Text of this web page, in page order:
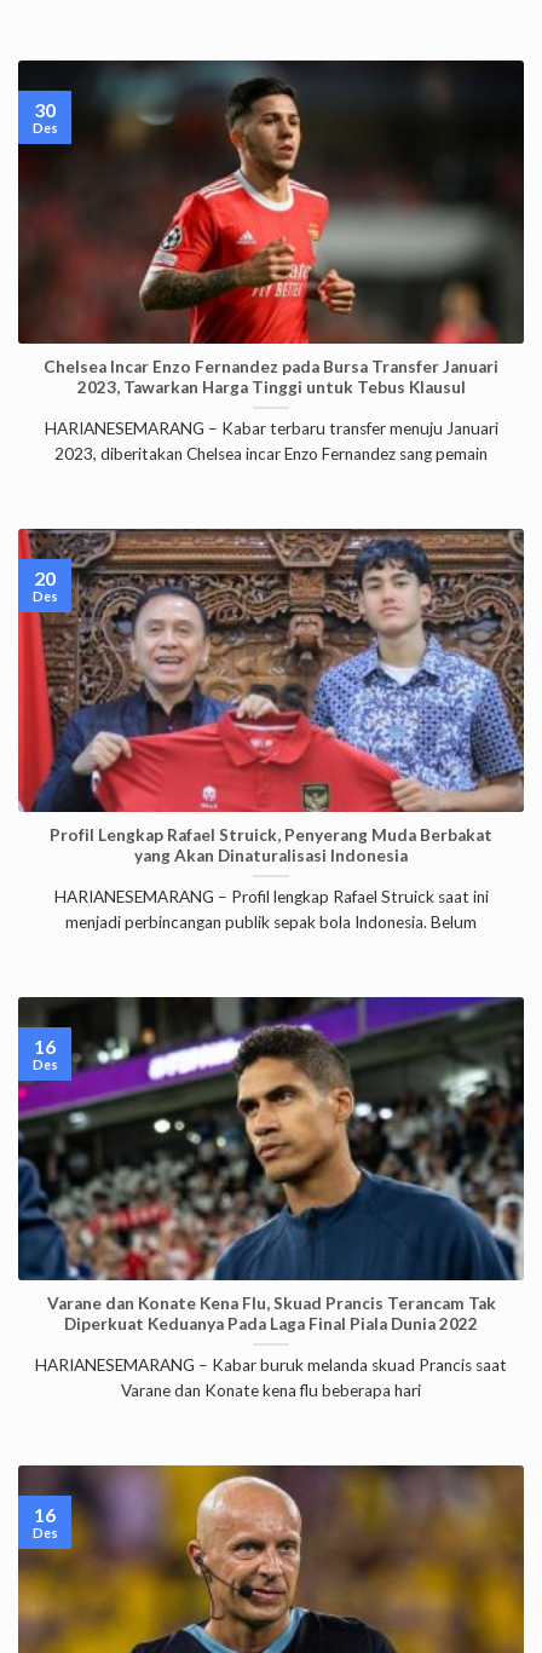
Chelsea Incar Enzo Fernandez pada Bursa Transfer Januari
2023, Tawarkan Harga Tinggi untuk Tebus Klausul
HARIANESEMARANG – Kabar terbaru transfer menuju Januari
2023, diberitakan Chelsea incar Enzo Fernandez sang pemain
30
Des
Profil Lengkap Rafael Struick, Penyerang Muda Berbakat
yang Akan Dinaturalisasi Indonesia
HARIANESEMARANG – Profil lengkap Rafael Struick saat ini
menjadi perbincangan publik sepak bola Indonesia. Belum
20
Des
Varane dan Konate Kena Flu, Skuad Prancis Terancam Tak
Diperkuat Keduanya Pada Laga Final Piala Dunia 2022
HARIANESEMARANG – Kabar buruk melanda skuad Prancis saat
Varane dan Konate kena flu beberapa hari
16
Des
16
Des